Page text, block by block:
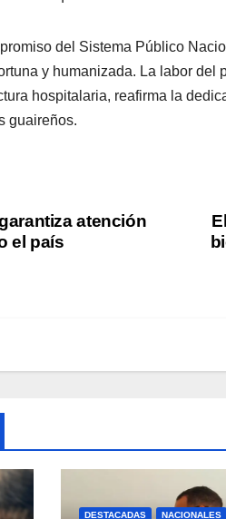
del Sistema Público
y humanizada. La labor del
hospitalaria, reafirma la
guaireños.
atención
el país
DESTACADAS NACIONALES